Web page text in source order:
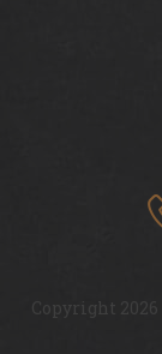
Copyright 2026